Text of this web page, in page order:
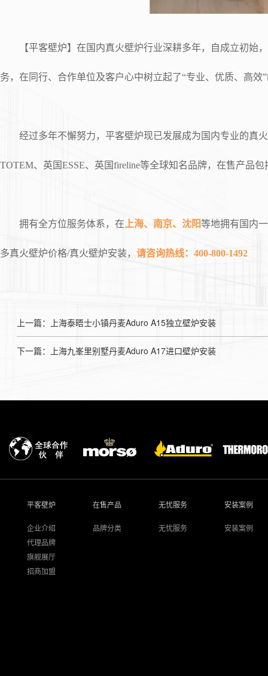
【平客壁炉】在国内真火壁炉行业深耕多年，自成立初始
务，在同行、合作单位及客户心中树立起了“专业、优质、高效
经过多年不懈努力，平客壁炉现已发展成为国内专业的真
TOTEM、英国ESSE、英国fireline等全球知名品牌，在售产品
拥有全方位服务体系，在 上海、南京、沈阳等地拥有国内
多真火壁炉价格/真火壁炉安装， 请咨询热线：400-800-1492
上一篇：上海泰晤士小镇丹麦Aduro A15独立壁炉安装
下一篇：上海九峯里别墅丹麦Aduro A17进口壁炉安装
平客壁炉
企业介绍
代理品牌
旗舰展厅
招商加盟
在售产品
品牌分类
无忧服务
无忧服务
安装案例
安装案例